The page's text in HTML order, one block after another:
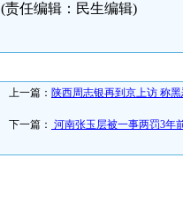
(责任编辑：民生编辑)
上一篇： 陕西周志银再到京上访 称
下一篇： 河南张玉层被一事两罚3年